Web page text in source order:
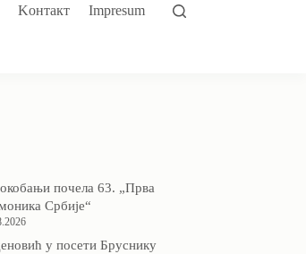
Kонтакт Impresum
почела 63. „Прва
Србије“
у посети Бруснику